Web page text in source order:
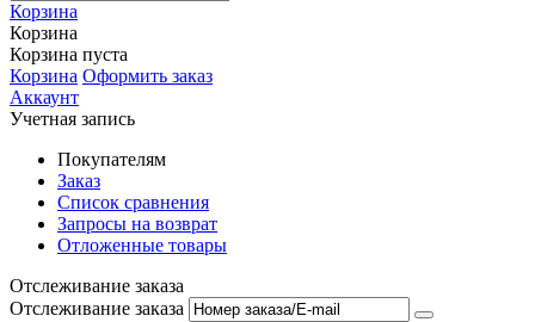
Корзина
Корзина
Корзина пуста
Корзина Оформить заказ
Аккаунт
Учетная запись
Покупателям
Заказ
Список сравнения
Запросы на возврат
Отложенные товары
Отслеживание заказа
Отслеживание заказа